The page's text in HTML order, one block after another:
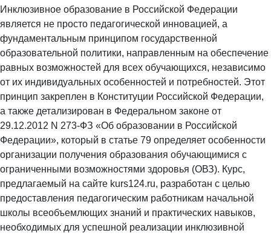
Инклюзивное образование в Российской Федерации
является не просто педагогической инновацией, а
фундаментальным принципом государственной
образовательной политики, направленным на обеспечение
равных возможностей для всех обучающихся, независимо
от их индивидуальных особенностей и потребностей. Этот
принцип закреплен в Конституции Российской Федерации,
а также детализирован в Федеральном законе от
29.12.2012 N 273-ФЗ «Об образовании в Российской
Федерации», который в статье 79 определяет особенности
организации получения образования обучающимися с
ограниченными возможностями здоровья (ОВЗ). Курс,
предлагаемый на сайте kurs124.ru, разработан с целью
предоставления педагогическим работникам начальной
школы всеобъемлющих знаний и практических навыков,
необходимых для успешной реализации инклюзивной